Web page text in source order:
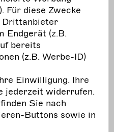
Für diese Zwecke
Drittanbieter
Endgerät (z.B.
bereits
(z.B. Werbe-ID)
Einwilligung. Ihre
jederzeit widerrufen.
Sie nach
Buttons sowie in